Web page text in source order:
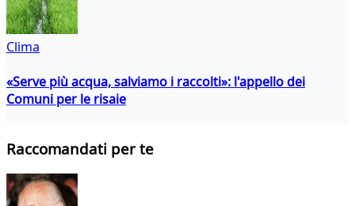
Clima
«Serve più acqua, salviamo i raccolti»: l'appello dei
Comuni per le risaie
Raccomandati per te